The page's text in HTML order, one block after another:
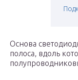
Основа
полоса, вдоль